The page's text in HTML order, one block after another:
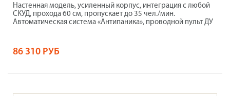
Настенная модель, усиленный корпус, интеграция с любой
СКУД, прохода 60 см, пропускает до 35 чел./мин.
Автоматическая система «Антипаника», проводной пульт ДУ
86 310 РУБ